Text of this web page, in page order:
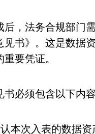
，法务合规部门
书》。这是数据
要凭证。
必须包含以下内
本次入表的数据